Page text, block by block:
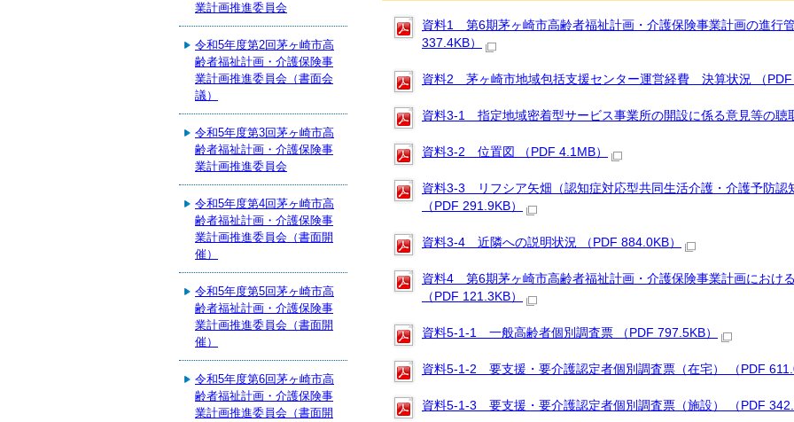
資料1 第6期茅ヶ崎市高齢者福祉計画・介護保険事業計画の進行
337.4KB）
資料2 茅ヶ崎市地域包括支援センター運営経費 決算状況 （PDF
資料3-1 指定地域密着型サービス事業所の開設に係る意見等の聴
資料3-2 位置図 （PDF 4.1MB）
資料3-3 リフシア矢畑（認知症対応型共同生活介護・介護予防認
（PDF 291.9KB）
資料3-4 近隣への説明状況 （PDF 884.0KB）
資料4 第6期茅ヶ崎市高齢者福祉計画・介護保険事業計画におけ
（PDF 121.3KB）
資料5-1-1 一般高齢者個別調査票 （PDF 797.5KB）
資料5-1-2 要支援・要介護認定者個別調査票（在宅） （PDF
資料5-1-3 要支援・要介護認定者個別調査票（施設） （PDF
業計画推進委員会
令和5年度第2回茅ヶ崎市高
齢者福祉計画・介護保険事
業計画推進委員会（書面会
議）
令和5年度第3回茅ヶ崎市高
齢者福祉計画・介護保険事
業計画推進委員会
令和5年度第4回茅ヶ崎市高
齢者福祉計画・介護保険事
業計画推進委員会（書面開
催）
令和5年度第5回茅ヶ崎市高
齢者福祉計画・介護保険事
業計画推進委員会（書面開
催）
令和5年度第6回茅ヶ崎市高
齢者福祉計画・介護保険事
業計画推進委員会（書面開